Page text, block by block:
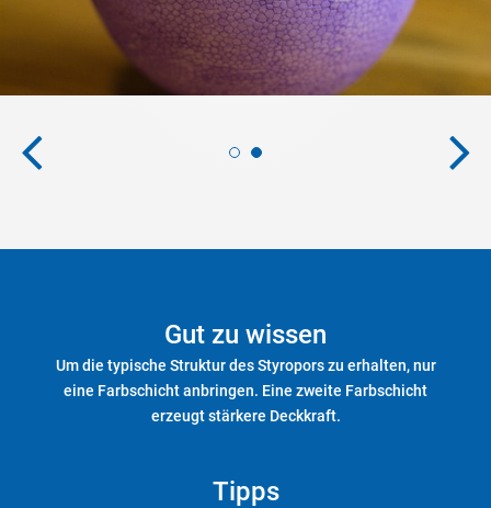
Gut zu wissen
Um die typische Struktur des Styropors zu erhalten, nur
eine Farbschicht anbringen. Eine zweite Farbschicht
erzeugt stärkere Deckkraft.
Tipps